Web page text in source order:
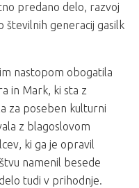
predano delo, razvoj
številnih generacij gasilk
nastopom obogatila
in Mark, ki sta z
za poseben kulturni
z blagoslovom
ki ga je opravil
namenil besede
tudi v prihodnje.